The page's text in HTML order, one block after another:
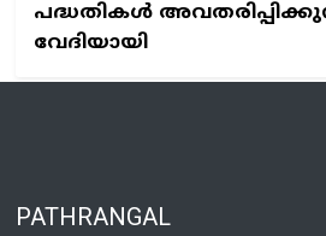
പദ്ധതികൾ
വേദിയായി
PATHRANGAL